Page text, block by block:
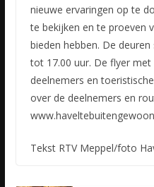
nieuwe ervaringen op te
te bekijken en te proeven
bieden hebben. De
tot 17.00 uur. De flyer
deelnemers en
over de deelnemers en
Tekst RTV Meppel/foto